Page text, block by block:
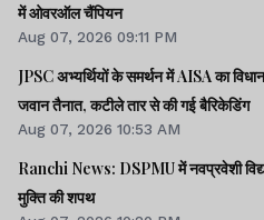
में ओवरऑल चैंपियन
Aug 07, 2026 09:11 PM
JPSC अभ्यर्थियों के समर्थन में AISA का
जवान तैनात, कटीले तार से की गई बैरिकेडिंग
Aug 07, 2026 10:53 AM
Ranchi News: DSPMU में नवप्रवेशी
मुक्ति की शपथ